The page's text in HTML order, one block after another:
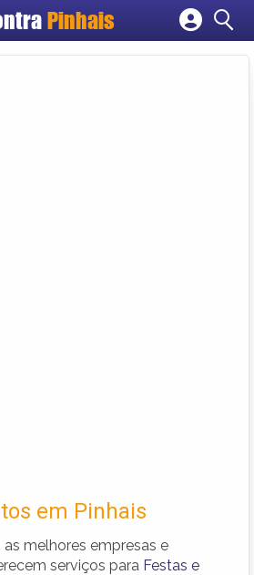
Pinhais
Cadastrar empresa
em Pinhais
melhores empresas e
serviços para Festas e